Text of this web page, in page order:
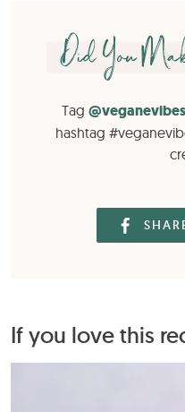
Did You
Tag @veganevibes
hashtag
If you love this